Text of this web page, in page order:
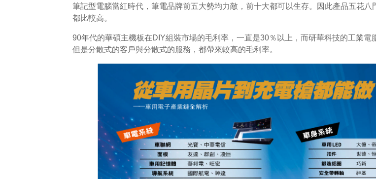
筆記型電腦當紅時代，筆電品牌前五大勢均力敵，前十大都可以生存。因此產品五花
都比較高。
90年代的華碩主機板在DIY組裝市場的毛利率，一直是30％以上，而研華科技的工業電
但是分散式的客戶與分散式的服務，都帶來較高的毛利率。